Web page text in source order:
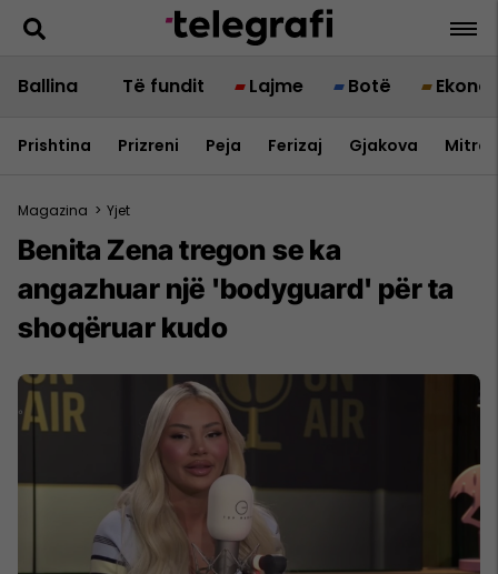
Ballina Të fundit Lajme Botë
Prishtina Prizreni Peja Ferizaj Gjakova
Magazina > Yjet
Benita Zena tregon se ka
angazhuar një 'bodyguard' për ta
shoqëruar kudo